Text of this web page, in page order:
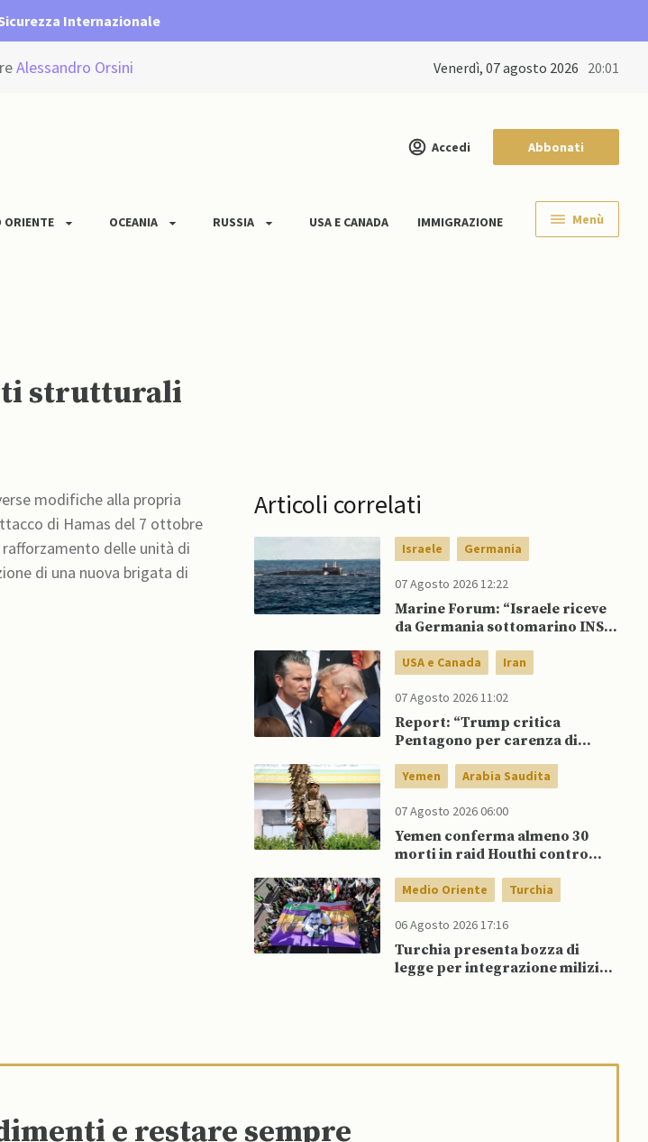
Internazionale
Alessandro Orsini venerdì, 07 agosto 2026 20:01
Accedi Abbonati
ORIENTE OCEANIA RUSSIA USA E CANADA IMMIGRAZIONE Menù
strutturali
modifiche alla propria
di Hamas del 7 ottobre
delle unità di
di una nuova brigata di
Articoli correlati
Israele Germania
07 Agosto 2026 12:22
Marine Forum: “Israele riceve
da Germania sottomarino INS
USA e Canada Iran
07 Agosto 2026 11:02
Report: “Trump critica
Pentagono per carenza di
Yemen Arabia Saudita
07 Agosto 2026 06:00
Yemen conferma almeno 30
morti in raid Houthi contro
Medio Oriente Turchia
06 Agosto 2026 17:16
Turchia presenta bozza di
legge per integrazione milizie
e restare sempre